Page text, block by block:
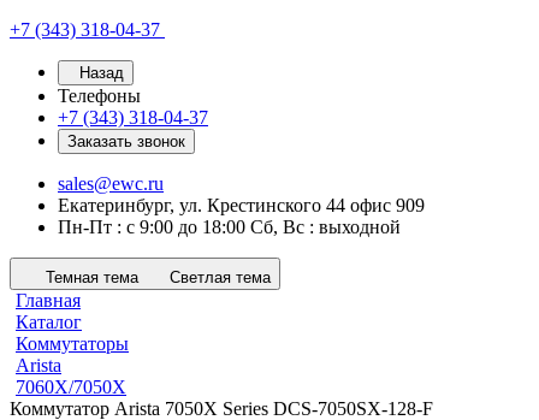
+7 (343) 318-04-37
Назад
Телефоны
+7 (343) 318-04-37
Заказать звонок
sales@ewc.ru
Екатеринбург, ул. Крестинского 44 офис 909
Пн-Пт : с 9:00 до 18:00 Сб, Вс : выходной
Темная тема Светлая тема
Главная
Каталог
Коммутаторы
Arista
7060X/7050X
Коммутатор Arista 7050X Series DCS-7050SX-128-F